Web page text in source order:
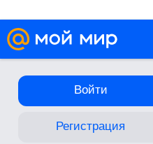
Войти
Регистрация